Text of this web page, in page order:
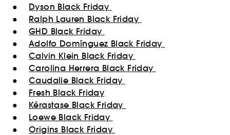
● Dyson Black Friday
● Ralph Lauren Black Friday
● GHD Black Friday
● Adolfo Domínguez Black Friday
● Calvin Klein Black Friday
● Carolina Herrera Black Friday
● Caudalie Black Friday
● Fresh Black Friday
● Kérastase Black Friday
● Loewe Black Friday
● Origins Black Friday